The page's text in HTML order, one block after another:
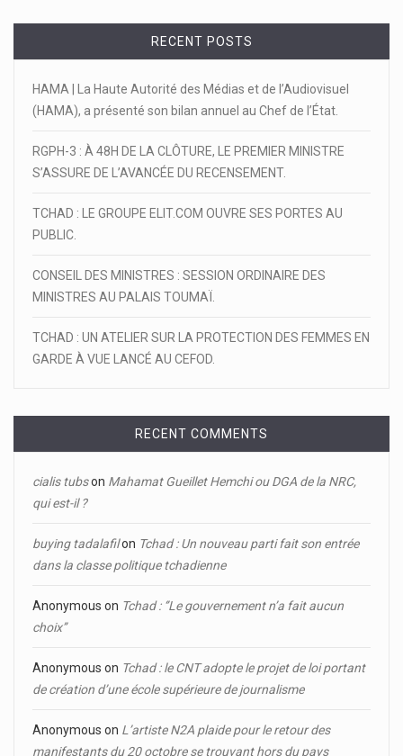
RECENT POSTS
HAMA | La Haute Autorité des Médias et de l’Audiovisuel
(HAMA), a présenté son bilan annuel au Chef de l’État.
RGPH-3 : À 48H DE LA CLÔTURE, LE PREMIER MINISTRE
S’ASSURE DE L’AVANCÉE DU RECENSEMENT.
TCHAD : LE GROUPE ELIT.COM OUVRE SES PORTES AU
PUBLIC.
CONSEIL DES MINISTRES : SESSION ORDINAIRE DES
MINISTRES AU PALAIS TOUMAÏ.
TCHAD : UN ATELIER SUR LA PROTECTION DES FEMMES EN
GARDE À VUE LANCÉ AU CEFOD.
RECENT COMMENTS
cialis tubson Mahamat Gueillet Hemchi ou DGA de la NRC,
qui est-il ?
buying tadalafilon Tchad : Un nouveau parti fait son entrée
dans la classe politique tchadienne
Anonymous on Tchad : ‘’Le gouvernement n’a fait aucun
choix’’
Anonymous on Tchad : le CNT adopte le projet de loi portant
de création d’une école supérieure de journalisme
Anonymous on L’artiste N2A plaide pour le retour des
manifestants du 20 octobre se trouvant hors du pays